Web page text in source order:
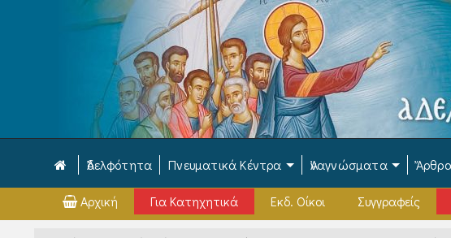
Ἀδελφότητα Πνευματικά Κέντρα Ἀναγνώσματα
Αρχική Για Κατηχητικά Εκδ. Οίκοι Συγγραφείς